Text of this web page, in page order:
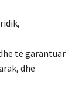
të garantuar
dhe